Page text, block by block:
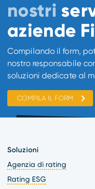
nostri
aziende
Compilando il form,
nostro responsabile
soluzioni dedicate al
COMPILA IL FORM
Soluzioni
Agenzia di rating
Rating ESG